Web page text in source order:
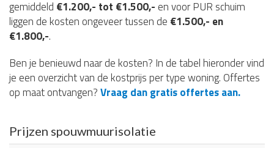
gemiddeld €1.200,- tot €1.500,- en voor PUR schuim
liggen de kosten ongeveer tussen de €1.500,- en
€1.800,-.
Ben je benieuwd naar de kosten? In de tabel hieronder vind
je een overzicht van de kostprijs per type woning. Offertes
op maat ontvangen?Vraag dan gratis offertes aan.
Prijzen spouwmuurisolatie